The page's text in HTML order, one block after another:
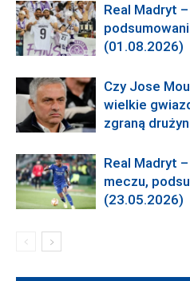
Real Madryt
(01.08.2026)
Czy Jose
wielkie
zgraną
Real Madryt
meczu,
(23.05.2026)